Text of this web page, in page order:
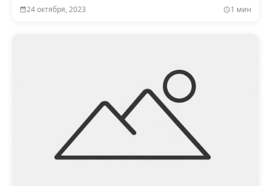
24 октября, 2023 1 мин